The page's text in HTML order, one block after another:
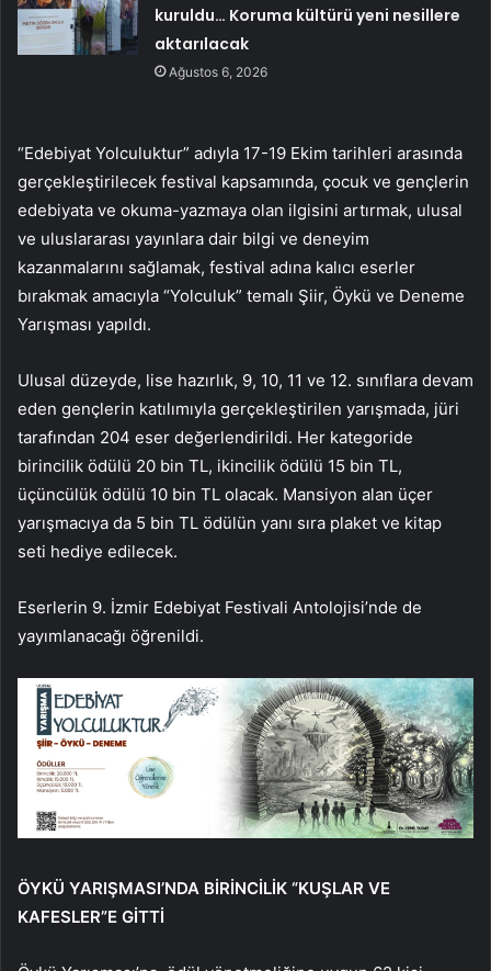
kuruldu… Koruma kültürü yeni nesillere
aktarılacak
Ağustos 6, 2026
“Edebiyat Yolculuktur” adıyla 17-19 Ekim tarihleri arasında
gerçekleştirilecek festival kapsamında, çocuk ve gençlerin
edebiyata ve okuma-yazmaya olan ilgisini artırmak, ulusal
ve uluslararası yayınlara dair bilgi ve deneyim
kazanmalarını sağlamak, festival adına kalıcı eserler
bırakmak amacıyla “Yolculuk” temalı Şiir, Öykü ve Deneme
Yarışması yapıldı.
Ulusal düzeyde, lise hazırlık, 9, 10, 11 ve 12. sınıflara devam
eden gençlerin katılımıyla gerçekleştirilen yarışmada, jüri
tarafından 204 eser değerlendirildi. Her kategoride
birincilik ödülü 20 bin TL, ikincilik ödülü 15 bin TL,
üçüncülük ödülü 10 bin TL olacak. Mansiyon alan üçer
yarışmacıya da 5 bin TL ödülün yanı sıra plaket ve kitap
seti hediye edilecek.
Eserlerin 9. İzmir Edebiyat Festivali Antolojisi’nde de
yayımlanacağı öğrenildi.
ÖYKÜ YARIŞMASI’NDA BİRİNCİLİK “KUŞLAR VE
KAFESLER”E GİTTİ